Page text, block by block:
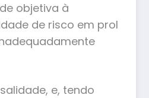
objetiva à
de risco em prol
e, tendo